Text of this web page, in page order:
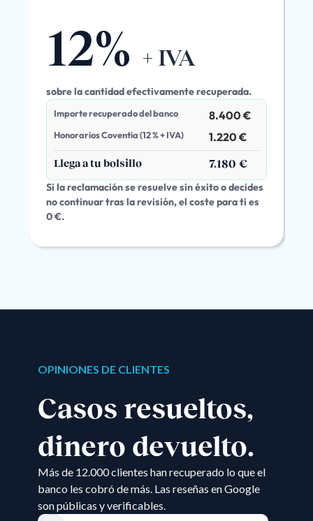
12% + IVA
sobre la cantidad efectivamente recuperada.
Importe recuperado del banco 8.400 €
Honorarios Coventia (12 % + IVA) 1.220 €
Llega a tu bolsillo 7.180 €
Si la reclamación se resuelve sin éxito o decides
no continuar tras la revisión, el coste para ti es
0 €.
OPINIONES DE CLIENTES
Casos resueltos,
dinero devuelto.
Más de 12.000 clientes han recuperado lo que el
banco les cobró de más. Las reseñas en Google
son públicas y verificables.